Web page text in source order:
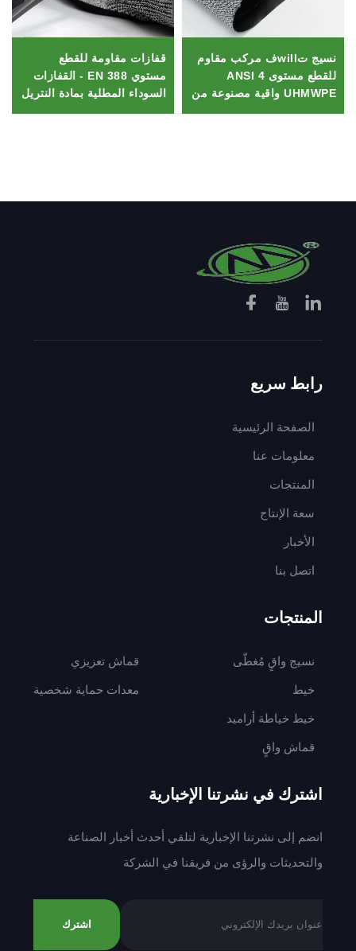
نسيج تwillف مركب مقاوم
للقطع مستوى ANSI 4
UHMWPE واقية مصنوعة من
قفازات مقاومة للقطع
مستوي EN 388 - القفازات
السوداء المطلية بمادة النتريل
رابط سريع
الصفحة الرئيسية
معلومات عنا
المنتجات
سعة الإنتاج
الأخبار
اتصل بنا
المنتجات
نسيج واقٍ مُغطّى
خيط
خيط خياطة أراميد
قماش واقٍ
قماش تعزيزي
معدات حماية شخصية
اشترك في نشرتنا الإخبارية
انضم إلى نشرتنا الإخبارية لتلقي أحدث أخبار الصناعة
والتحديثات والرؤى من فريقنا في الشركة
اشترك